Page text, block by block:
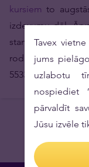
kursiem to
izdevumu dēļ.
standarta valūtu
rodas kādi
5533.
Tavex
jums
uzlabotu
nospiediet
pārvaldīt
Jūsu izvēle